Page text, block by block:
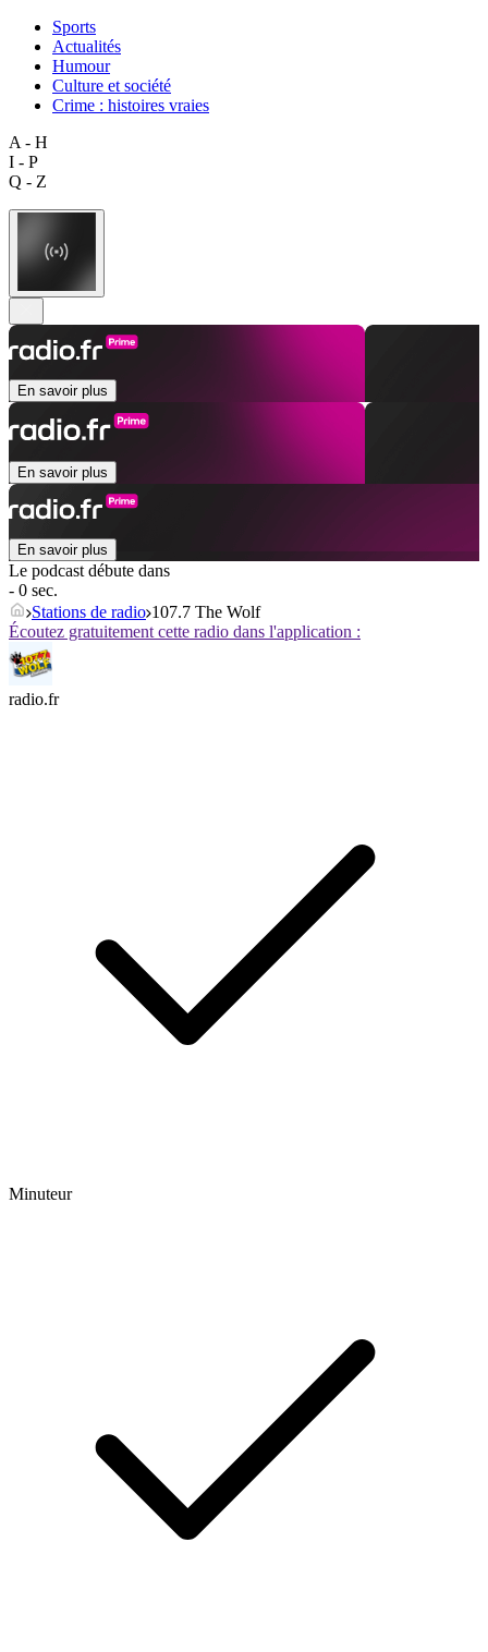
Sports
Actualités
Humour
Culture et société
Crime : histoires vraies
A - H
I - P
Q - Z
En savoir plus
En savoir plus
En savoir plus
Le podcast débute dans
- 0 sec.
Stations de radio 107.7 The Wolf
Écoutez gratuitement cette radio dans l'application :
radio.fr
Minuteur